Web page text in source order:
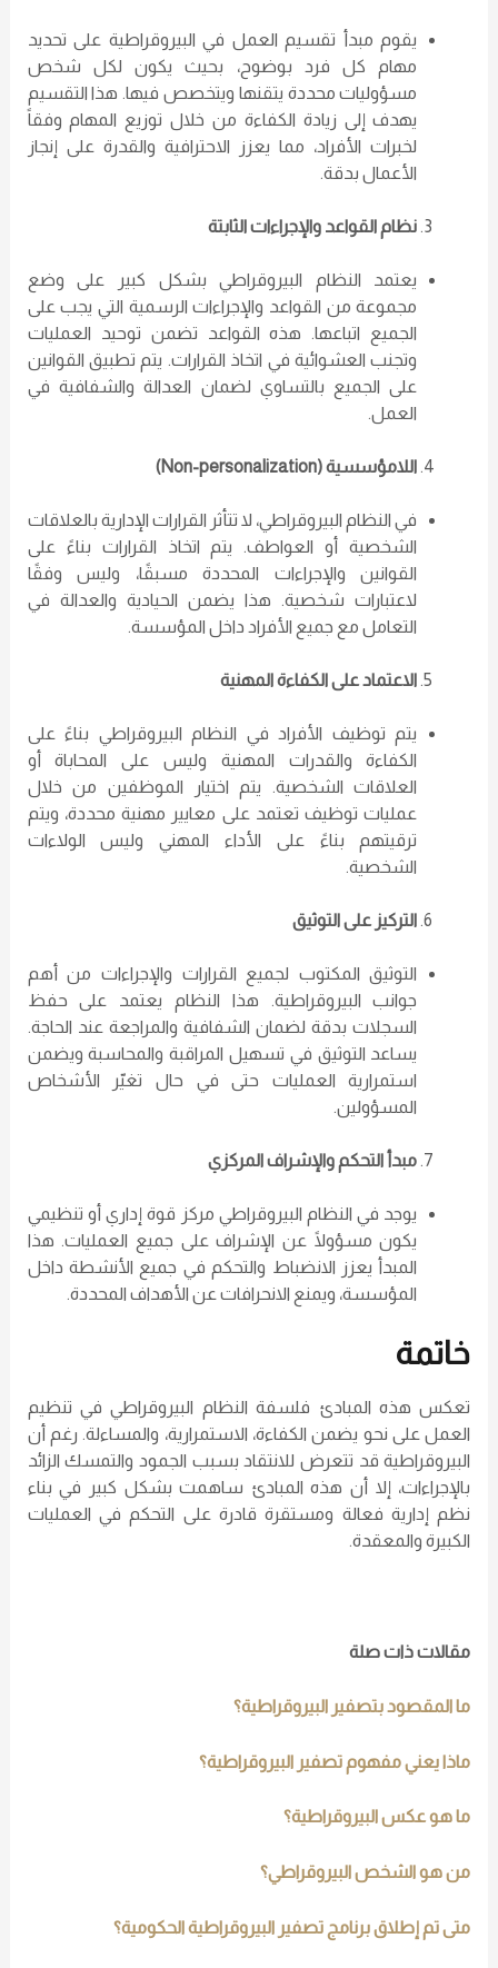
يقوم مبدأ تقسيم العمل في البيروقراطية على تحديد
مهام كل فرد بوضوح، بحيث يكون لكل شخص
مسؤوليات محددة يتقنها ويتخصص فيها. هذا التقسيم
يهدف إلى زيادة الكفاءة من خلال توزيع المهام وفقاً
لخبرات الأفراد، مما يعزز الاحترافية والقدرة على إنجاز
الأعمال بدقة.
نظام القواعد والإجراءات الثابتة
يعتمد النظام البيروقراطي بشكل كبير على وضع
مجموعة من القواعد والإجراءات الرسمية التي يجب على
الجميع اتباعها. هذه القواعد تضمن توحيد العمليات
وتجنب العشوائية في اتخاذ القرارات. يتم تطبيق القوانين
على الجميع بالتساوي لضمان العدالة والشفافية في
العمل.
اللامؤسسية(Non-personalization)
في النظام البيروقراطي، لا تتأثر القرارات الإدارية بالعلاقات
الشخصية أو العواطف. يتم اتخاذ القرارات بناءً على
القوانين والإجراءات المحددة مسبقًا، وليس وفقًا
لاعتبارات شخصية. هذا يضمن الحيادية والعدالة في
التعامل مع جميع الأفراد داخل المؤسسة.
الاعتماد على الكفاءة المهنية
يتم توظيف الأفراد في النظام البيروقراطي بناءً على
الكفاءة والقدرات المهنية وليس على المحاباة أو
العلاقات الشخصية. يتم اختيار الموظفين من خلال
عمليات توظيف تعتمد على معايير مهنية محددة، ويتم
ترقيتهم بناءً على الأداء المهني وليس الولاءات
الشخصية.
التركيز على التوثيق
التوثيق المكتوب لجميع القرارات والإجراءات من أهم
جوانب البيروقراطية. هذا النظام يعتمد على حفظ
السجلات بدقة لضمان الشفافية والمراجعة عند الحاجة.
يساعد التوثيق في تسهيل المراقبة والمحاسبة ويضمن
استمرارية العمليات حتى في حال تغيّر الأشخاص
المسؤولين.
مبدأ التحكم والإشراف المركزي
يوجد في النظام البيروقراطي مركز قوة إداري أو تنظيمي
يكون مسؤولًا عن الإشراف على جميع العمليات. هذا
المبدأ يعزز الانضباط والتحكم في جميع الأنشطة داخل
المؤسسة، ويمنع الانحرافات عن الأهداف المحددة.
خاتمة
تعكس هذه المبادئ فلسفة النظام البيروقراطي في تنظيم
العمل على نحو يضمن الكفاءة، الاستمرارية، والمساءلة. رغم أن
البيروقراطية قد تتعرض للانتقاد بسبب الجمود والتمسك الزائد
بالإجراءات، إلا أن هذه المبادئ ساهمت بشكل كبير في بناء
نظم إدارية فعالة ومستقرة قادرة على التحكم في العمليات
الكبيرة والمعقدة.
مقالات ذات صلة
ما المقصود بتصفير البيروقراطية؟
ماذا يعني مفهوم تصفير البيروقراطية؟
ما هو عكس البيروقراطية؟
من هو الشخص البيروقراطي؟
متى تم إطلاق برنامج تصفير البيروقراطية الحكومية؟